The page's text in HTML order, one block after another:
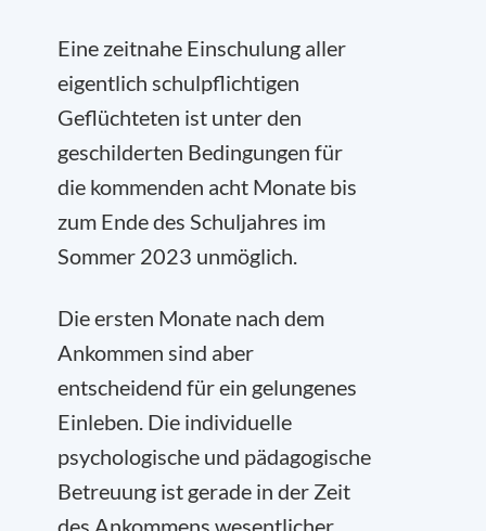
Eine zeitnahe Einschulung aller
eigentlich schulpflichtigen
Geflüchteten ist unter den
geschilderten Bedingungen für
die kommenden acht Monate bis
zum Ende des Schuljahres im
Sommer 2023 unmöglich.
Die ersten Monate nach dem
Ankommen sind aber
entscheidend für ein gelungenes
Einleben. Die individuelle
psychologische und pädagogische
Betreuung ist gerade in der Zeit
des Ankommens wesentlicher